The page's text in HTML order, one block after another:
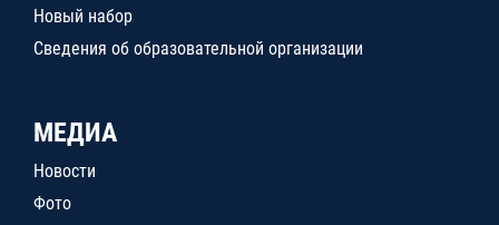
Новый набор
Сведения об образовательной организации
МЕДИА
Новости
Фото